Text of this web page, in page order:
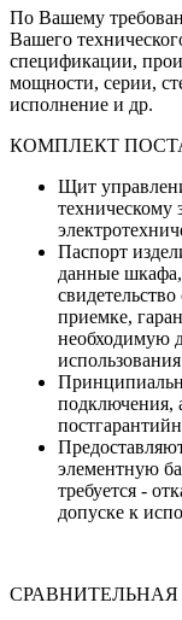
По Вашему
Вашего
спецификации,
мощности, серии,
исполнение и др.
КОМПЛЕКТ
Щит
техническому
Паспорт
данные
приемке,
необходимую
подключения,
элементную
требуется -
допуске к